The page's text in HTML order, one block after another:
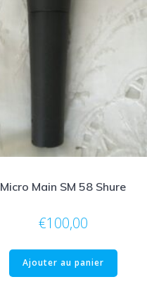
Micro Main SM 58 Shure
€100,00
Ajouter au panier